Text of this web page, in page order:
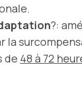
?:
la
de 48 à 72